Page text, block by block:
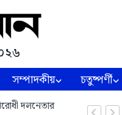
সম্পাদকীয় চতুষ্পর্ণী
দলনেতার